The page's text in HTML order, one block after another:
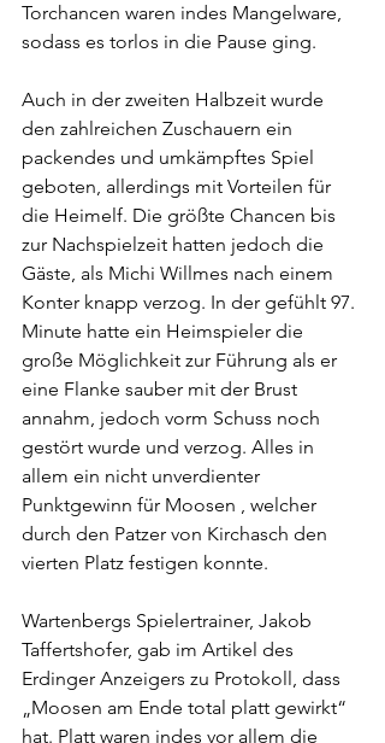
Torchancen waren indes Mangelware,
sodass es torlos in die Pause ging.
Auch in der zweiten Halbzeit wurde
den zahlreichen Zuschauern ein
packendes und umkämpftes Spiel
geboten, allerdings mit Vorteilen für
die Heimelf. Die größte Chancen bis
zur Nachspielzeit hatten jedoch die
Gäste, als Michi Willmes nach einem
Konter knapp verzog. In der gefühlt 97.
Minute hatte ein Heimspieler die
große Möglichkeit zur Führung als er
eine Flanke sauber mit der Brust
annahm, jedoch vorm Schuss noch
gestört wurde und verzog. Alles in
allem ein nicht unverdienter
Punktgewinn für Moosen , welcher
durch den Patzer von Kirchasch den
vierten Platz festigen konnte.
Wartenbergs Spielertrainer, Jakob
Taffertshofer, gab im Artikel des
Erdinger Anzeigers zu Protokoll, dass
„Moosen am Ende total platt gewirkt“
hat. Platt waren indes vor allem die